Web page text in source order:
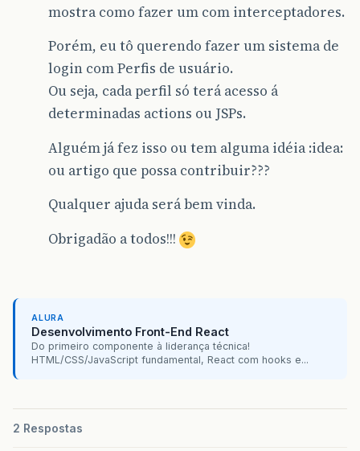
mostra como fazer um com interceptadores.
Porém, eu tô querendo fazer um sistema de
login com Perfis de usuário.
Ou seja, cada perfil só terá acesso á
determinadas actions ou JSPs.
Alguém já fez isso ou tem alguma idéia :idea:
ou artigo que possa contribuir???
Qualquer ajuda será bem vinda.
Obrigadão a todos!!!
ALURA
Desenvolvimento Front-End React
Do primeiro componente à liderança técnica!
HTML/CSS/JavaScript fundamental, React com hooks e...
2 Respostas